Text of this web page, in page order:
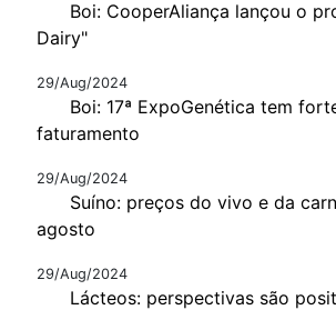
Boi: CooperAliança lançou o
Dairy"
29/Aug/2024
Boi: 17ª ExpoGenética tem
faturamento
29/Aug/2024
Suíno: preços do vivo e da
agosto
29/Aug/2024
Lácteos: perspectivas são